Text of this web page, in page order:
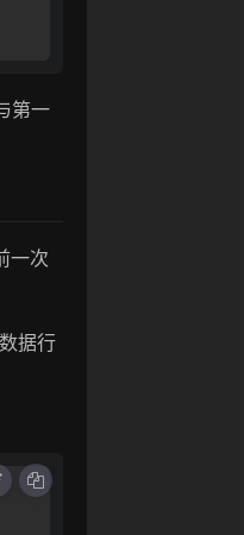
第一
一次
据行